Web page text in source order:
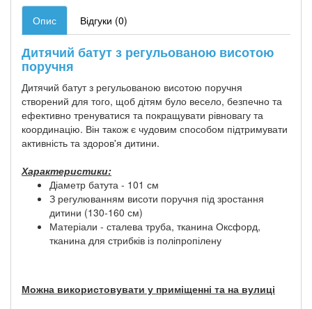
Опис Відгуки (0)
Дитячий батут з регульованою висотою
поручня
Дитячий батут з регульованою висотою поручня
створений для того, щоб дітям було весело, безпечно та
ефективно тренуватися та покращувати рівновагу та
координацію. Він також є чудовим способом підтримувати
активність та здоров'я дитини.
Характеристики:
Діаметр батута - 101 см
З регулюванням висоти поручня під зростання
дитини (130-160 см)
Матеріали - сталева труба, тканина Оксфорд,
тканина для стрибків із поліпропілену
Можна використовувати у приміщенні та на вулиці